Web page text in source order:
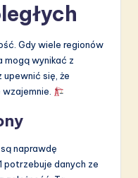
Gdy wiele regionów
mogą wynikać z
upewnić się, że
wzajemnie.
naprawdę
potrzebuje danych ze